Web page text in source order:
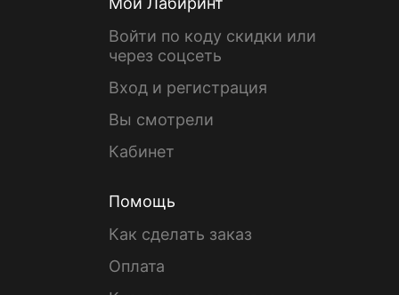
Войти по коду скидки или
через соцсеть
Вход и регистрация
Вы смотрели
Кабинет
Помощь
Как сделать заказ
Оплата